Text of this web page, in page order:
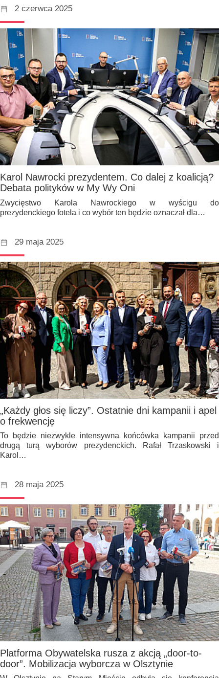
2 czerwca 2025
Karol Nawrocki prezydentem. Co dalej z koalicją?
Debata polityków w My Wy Oni
Zwycięstwo Karola Nawrockiego w wyścigu do
prezydenckiego fotela i co wybór ten będzie oznaczał dla…
29 maja 2025
„Każdy głos się liczy”. Ostatnie dni kampanii i apel
o frekwencję
To będzie niezwykle intensywna końcówka kampanii przed
drugą turą wyborów prezydenckich. Rafał Trzaskowski i
Karol…
28 maja 2025
Platforma Obywatelska rusza z akcją „door-to-
door”. Mobilizacja wyborcza w Olsztynie